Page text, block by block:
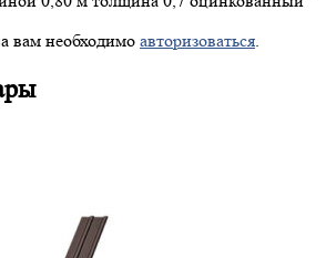
вам необходимо авторизоваться.